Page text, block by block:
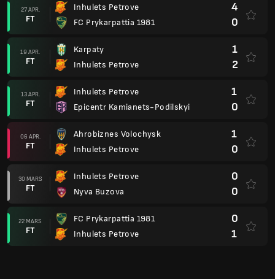
27 APR.
FT
Inhulets Petrove
FC Prykarpattia 1981
4
0
19 APR.
FT
Karpaty
Inhulets Petrove
1
2
13 APR.
FT
Inhulets Petrove
Epicentr Kamianets-Podilskyi
1
0
06 APR.
FT
Ahrobiznes Volochysk
Inhulets Petrove
1
0
30 MARS
FT
Inhulets Petrove
Nyva Buzova
0
0
22 MARS
FT
FC Prykarpattia 1981
Inhulets Petrove
0
1